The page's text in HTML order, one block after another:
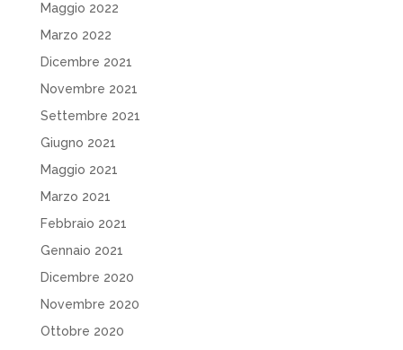
Maggio 2022
Marzo 2022
Dicembre 2021
Novembre 2021
Settembre 2021
Giugno 2021
Maggio 2021
Marzo 2021
Febbraio 2021
Gennaio 2021
Dicembre 2020
Novembre 2020
Ottobre 2020